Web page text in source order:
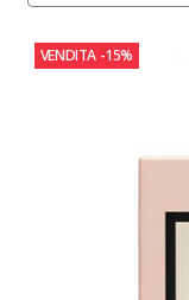
VENDITA -15%